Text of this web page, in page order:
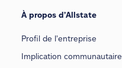
À propos d’Allstate
Profil de l’entreprise
Implication communautaire